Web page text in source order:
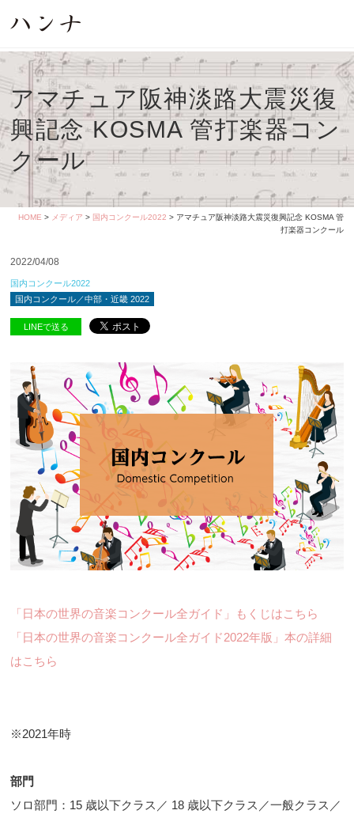
アマチュア阪神淡路大震災復
興記念 KOSMA 管打楽器コン
クール
HOME > メディア > 国内コンクール2022 > アマチュア阪神淡路大震災復興記念 KOSMA 管
打楽器コンクール
2022/04/08
国内コンクール2022
国内コンクール／中部・近畿 2022
LINEで送る
「日本の世界の音楽コンクール全ガイド」もくじはこちら
「日本の世界の音楽コンクール全ガイド2022年版」本の詳細
はこちら
※2021年時
部門
ソロ部門：15 歳以下クラス／ 18 歳以下クラス／一般クラス／